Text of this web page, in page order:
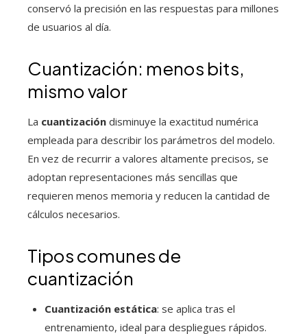
conservó la precisión en las respuestas para millones
de usuarios al día.
Cuantización: menos bits,
mismo valor
La cuantización disminuye la exactitud numérica
empleada para describir los parámetros del modelo.
En vez de recurrir a valores altamente precisos, se
adoptan representaciones más sencillas que
requieren menos memoria y reducen la cantidad de
cálculos necesarios.
Tipos comunes de
cuantización
Cuantización estática: se aplica tras el
entrenamiento, ideal para despliegues rápidos.